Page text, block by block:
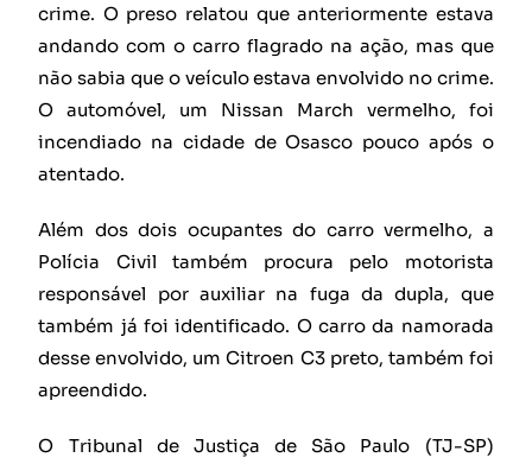
crime. O preso relatou que anteriormente estava
andando com o carro flagrado na ação, mas que
não sabia que o veículo estava envolvido no crime.
O automóvel, um Nissan March vermelho, foi
incendiado na cidade de Osasco pouco após o
atentado.
Além dos dois ocupantes do carro vermelho, a
Polícia Civil também procura pelo motorista
responsável por auxiliar na fuga da dupla, que
também já foi identificado. O carro da namorada
desse envolvido, um Citroen C3 preto, também foi
apreendido.
O Tribunal de Justiça de São Paulo (TJ-SP)